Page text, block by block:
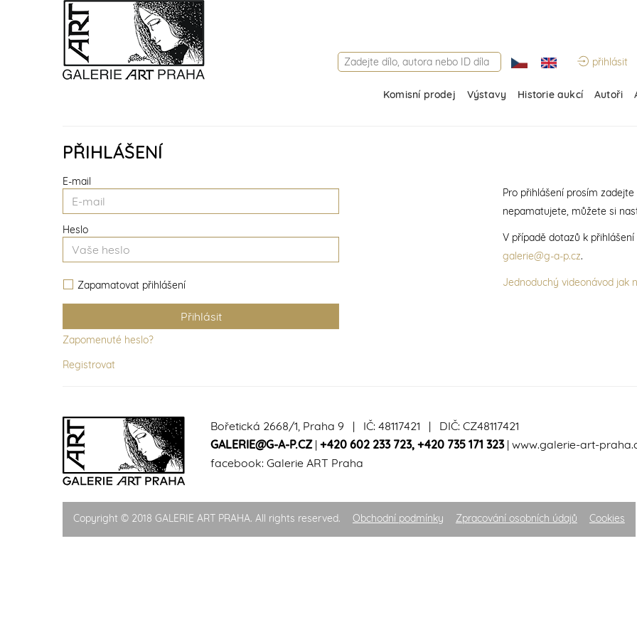
přihlásit
Komisní prodej Výstavy Historie aukcí Autoři
PŘIHLÁŠENÍ
E-mail
Heslo
Zapamatovat přihlášení
Zapomenuté heslo?
Registrovat
Pro přihlášení prosím
nepamatujete, můžete si
V případě dotazů k
galerie@g-a-p.cz.
Jednoduchý videonávod jak
Bořetická 2668/1, Praha 9 | IČ: 48117421 | DIČ: CZ48117421
GALERIE@G-A-P.CZ| +420 602 233 723, +420 735 171 323| www.galerie-art-
facebook: Galerie ART Praha
Copyright © 2018 GALERIE ART PRAHA. All rights reserved. Obchodní podmínky Zpracování osobních údajů Cookies